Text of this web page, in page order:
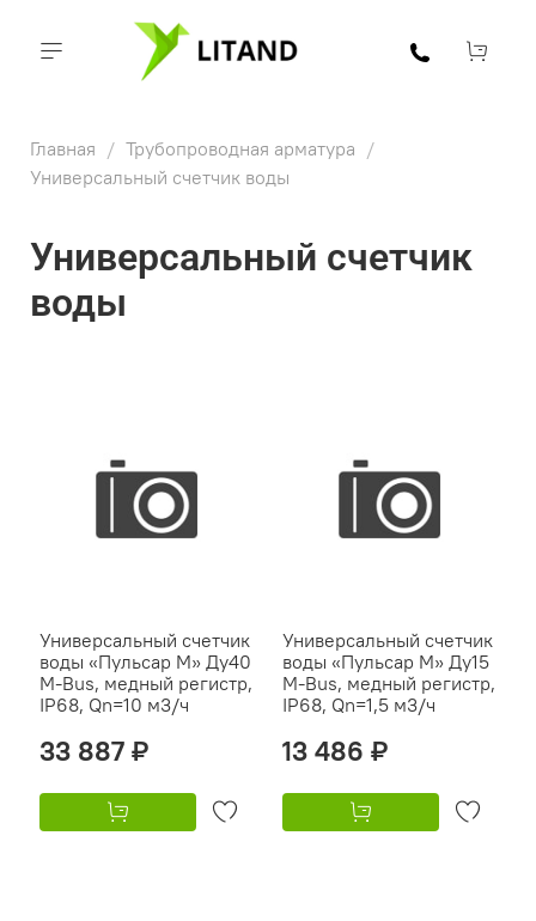
Главная
Трубопроводная арматура
Универсальный счетчик воды
Универсальный счетчик
воды
Универсальный счетчик
воды «Пульсар М» Ду40
M-Bus, медный регистр,
IP68, Qn=10 м3/ч
33 887 ₽
Универсальный счетчик
воды «Пульсар М» Ду15
M-Bus, медный регистр,
IP68, Qn=1,5 м3/ч
13 486 ₽